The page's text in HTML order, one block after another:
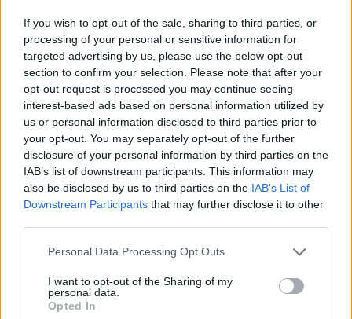
If you wish to opt-out of the sale, sharing to third parties, or
processing of your personal or sensitive information for
targeted advertising by us, please use the below opt-out
section to confirm your selection. Please note that after your
opt-out request is processed you may continue seeing
interest-based ads based on personal information utilized by
us or personal information disclosed to third parties prior to
your opt-out. You may separately opt-out of the further
disclosure of your personal information by third parties on the
IAB’s list of downstream participants. This information may
also be disclosed by us to third parties on the IAB’s List of
Downstream Participants that may further disclose it to other
Personal Data Processing Opt Outs
I want to opt-out of the Sharing of my
personal data.
Opted In
Gila ha dato il sì al Napoli dopo l’apertura dei giorni e
settimane scorse. Napoli e Lazio in contatto, da capire se
Lotito darà l’ok alla cessione che non voleva approvare".